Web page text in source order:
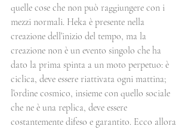
quelle cose che non può raggiungere con i
mezzi normali. Heka è presente nella
creazione dell’inizio del tempo, ma la
creazione non è un evento singolo che ha
dato la prima spinta a un moto perpetuo: è
ciclica, deve essere riattivata ogni mattina;
l’ordine cosmico, insieme con quello sociale
che ne è una replica, deve essere
costantemente difeso e garantito. Ecco allora